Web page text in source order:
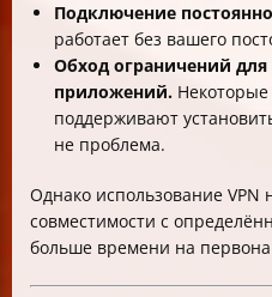
Подключение
работает без вашего
Обход ограничений для
приложений.
поддерживают
не проблема.
Однако использование VPN
совместимости с
больше времени на